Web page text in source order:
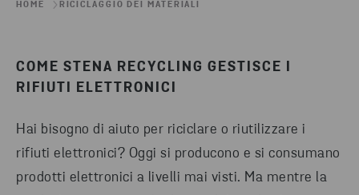
HOME RICICLAGGIO DEI MATERIALI
COME STENA RECYCLING GESTISCE I
RIFIUTI ELETTRONICI
Hai bisogno di aiuto per riciclare o riutilizzare i
rifiuti elettronici? Oggi si producono e si consumano
prodotti elettronici a livelli mai visti. Ma mentre la